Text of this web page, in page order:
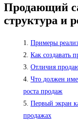
Продающий
структура и
Примеры
Как создавать
Отличия
Что должен
роста продаж
Первый экран
продажах